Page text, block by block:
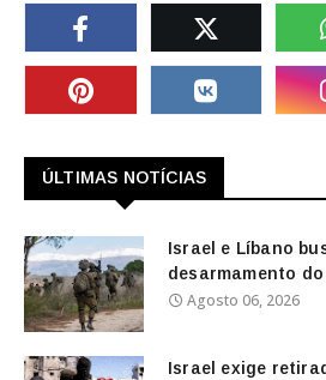
ÚLTIMAS NOTÍCIAS
Israel e Líbano
desarmamento
Agosto 06, 2026
Israel exige